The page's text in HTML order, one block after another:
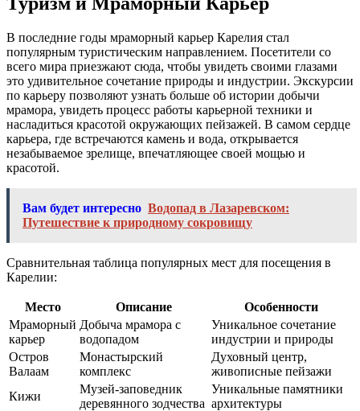
В последние годы мраморный карьер Карелия стал
популярным туристическим направлением. Посетители со
всего мира приезжают сюда, чтобы увидеть своими глазами
это удивительное сочетание природы и индустрии. Экскурсии
по карьеру позволяют узнать больше об истории добычи
мрамора, увидеть процесс работы карьерной техники и
насладиться красотой окружающих пейзажей. В самом сердце
карьера, где встречаются камень и вода, открывается
незабываемое зрелище, впечатляющее своей мощью и
красотой.
Вам будет интересно Водопад в Лазаревском:
Путешествие к природному сокровищу
Сравнительная таблица популярных мест для посещения в
Карелии:
Место Описание
Особенности
Мраморный
карьер
Добыча мрамора с
водопадом
Уникальное сочетание
индустрии и природы
Остров
Валаам
Монастырский
комплекс
Духовный центр,
живописные пейзажи
Кижи
Музей-заповедник
деревянного зодчества
Уникальные памятники
архитектуры